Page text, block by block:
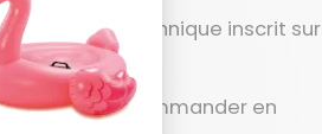
le modèle technique inscrit sur
il faudra commander en